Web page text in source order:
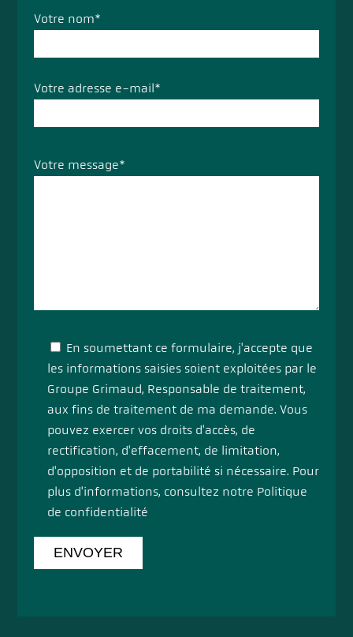
Votre nom*
Votre adresse e-mail*
laisser
Votre message*
En soumettant ce formulaire, j'accepte que
les informations saisies soient exploitées par le
Groupe Grimaud, Responsable de traitement,
aux fins de traitement de ma demande. Vous
pouvez exercer vos droits d'accès, de
rectification, d'effacement, de limitation,
d'opposition et de portabilité si nécessaire. Pour
plus d'informations, consultez notre Politique
de confidentialité